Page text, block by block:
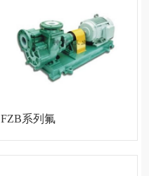
FZB系列氟